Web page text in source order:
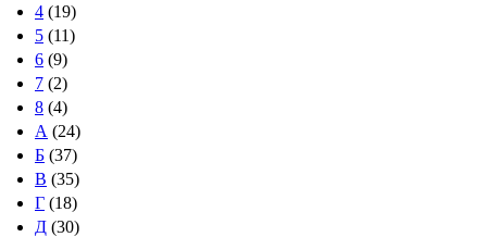
4 (19)
5 (11)
6 (9)
7 (2)
8 (4)
А (24)
Б (37)
В (35)
Г (18)
Д (30)